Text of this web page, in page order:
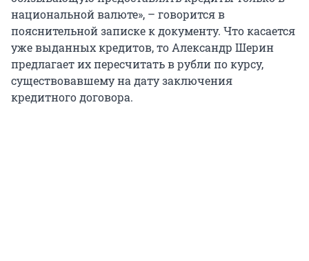
национальной валюте», – говорится в
пояснительной записке к документу. Что касается
уже выданных кредитов, то Александр Шерин
предлагает их пересчитать в рубли по курсу,
существовавшему на дату заключения
кредитного договора.